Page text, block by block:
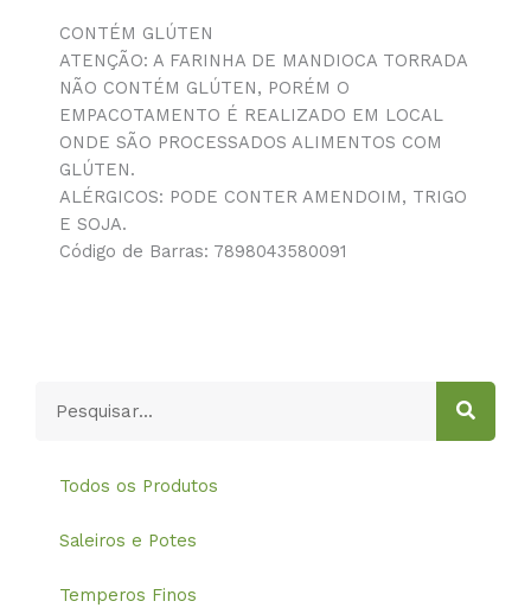
CONTÉM GLÚTEN
ATENÇÃO: A FARINHA DE MANDIOCA TORRADA
NÃO CONTÉM GLÚTEN, PORÉM O
EMPACOTAMENTO É REALIZADO EM LOCAL
ONDE SÃO PROCESSADOS ALIMENTOS COM
GLÚTEN.
ALÉRGICOS: PODE CONTER AMENDOIM, TRIGO
E SOJA.
Código de Barras: 7898043580091
Todos os Produtos
Saleiros e Potes
Temperos Finos